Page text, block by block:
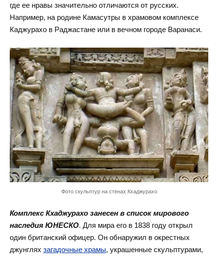
где ее нравы значительно отличаются от русских.
Например, на родине Камасутры в храмовом комплексе
Каджурахо в Раджастане или в вечном городе Варанаси.
Фото скульптур на стенах Кхаджурахо
Комплекс Кхаджурахо занесен в список мирового
наследия ЮНЕСКО. Для мира его в 1838 году открыл
один британский офицер. Он обнаружил в окрестных
джунглях загадочные храмы, украшенные скульптурами,